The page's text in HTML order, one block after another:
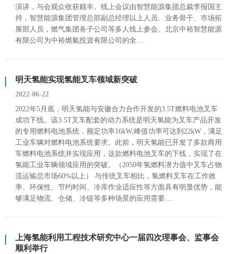
演讲，与会观众收获颇丰。线上会议由智慧能源集团总裁李报国主
持，智慧能源集团管理总部副总经理以上人员、业务骨干、市场拓
展部人员，燃气集团各子公司等多人线上参会。北京中裕智慧能源
有限公司为中裕燃氣投資有限公司的全…
明天氢能实现氢能叉车领域新突破
2022-06-22
2022年5月底，明天氢能与安徽合力合作开发的3.5T燃料电池叉车
成功下线。该3.5T叉车配套的动力系统是明天氢能为叉车产品开发
的专用燃料电池系统，额定功率16kW,峰值功率可达到22kW，满足
工业车辆对燃料电池系统要求。此前，明天氢能已开发了多款商用
车燃料电池系统并实现应用，这款燃料电池叉车的下线，实现了在
氢能工业车辆领域应用的突破。（2050年氢燃料潜力值中叉车占物
流运输总市场60%以上） 与传统叉车相比，氢燃料叉车在工作效
率、环保性、节约时间、冷库作业适应性等方面具有明显优势，能
够满足物流、仓储、冷链等多种场景的应用需要…
上海氢能利用工程技术研究中心一届四次理事会、监事会
顺利举行